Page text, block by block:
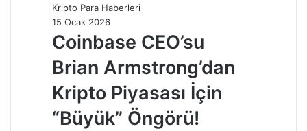
Kripto Para Haberleri
15 Ocak 2026
Coinbase CEO’su
Brian Armstrong’dan
Kripto Piyasası İçin
“Büyük” Öngörü!